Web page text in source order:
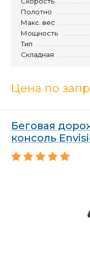
Полотно
Макс. вес
Мощность
Тип
Складная
Цена по
Беговая
консоль